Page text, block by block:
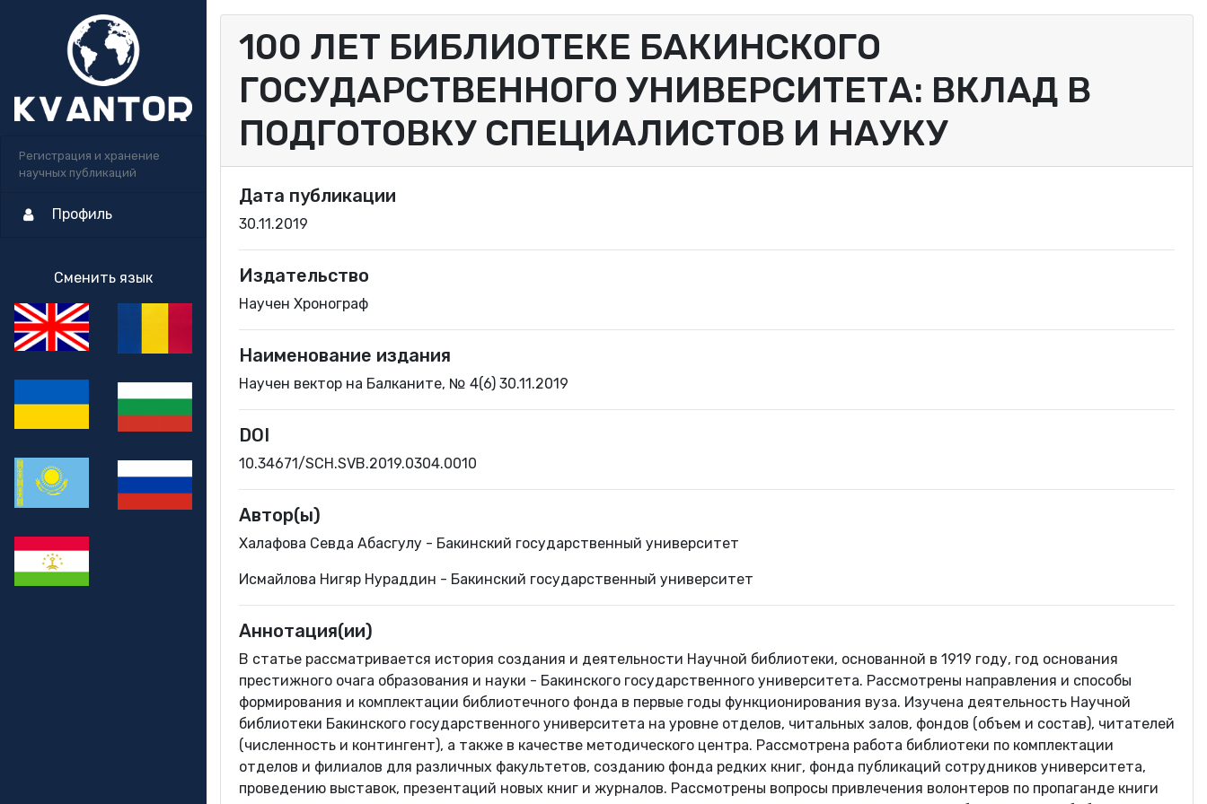
Регистрация и хранение
научных публикаций
Профиль
Сменить язык
100 ЛЕТ БИБЛИОТЕКЕ БАКИНСКОГО
ГОСУДАРСТВЕННОГО УНИВЕРСИТЕТА: ВКЛАД В
ПОДГОТОВКУ СПЕЦИАЛИСТОВ И НАУКУ
Дата публикации
30.11.2019
Издательство
Научен Хронограф
Наименование издания
Научен вектор на Балканите, № 4(6) 30.11.2019
DOI
10.34671/SCH.SVB.2019.0304.0010
Автор(ы)
Халафова Севда Абасгулу - Бакинский государственный университет
Исмайлова Нигяр Нураддин - Бакинский государственный университет
Аннотация(ии)
В статье рассматривается история создания и деятельности Научной библиотеки, основанной в 1919 году, год основания
престижного очага образования и науки - Бакинского государственного университета. Рассмотрены направления и способы
формирования и комплектации библиотечного фонда в первые годы функционирования вуза. Изучена деятельность Научной
библиотеки Бакинского государственного университета на уровне отделов, читальных залов, фондов (объем и состав), читателей
(численность и контингент), а также в качестве методического центра. Рассмотрена работа библиотеки по комплектации
отделов и филиалов для различных факультетов, созданию фонда редких книг, фонда публикаций сотрудников университета,
проведению выставок, презентаций новых книг и журналов. Рассмотрены вопросы привлечения волонтеров по пропаганде книги